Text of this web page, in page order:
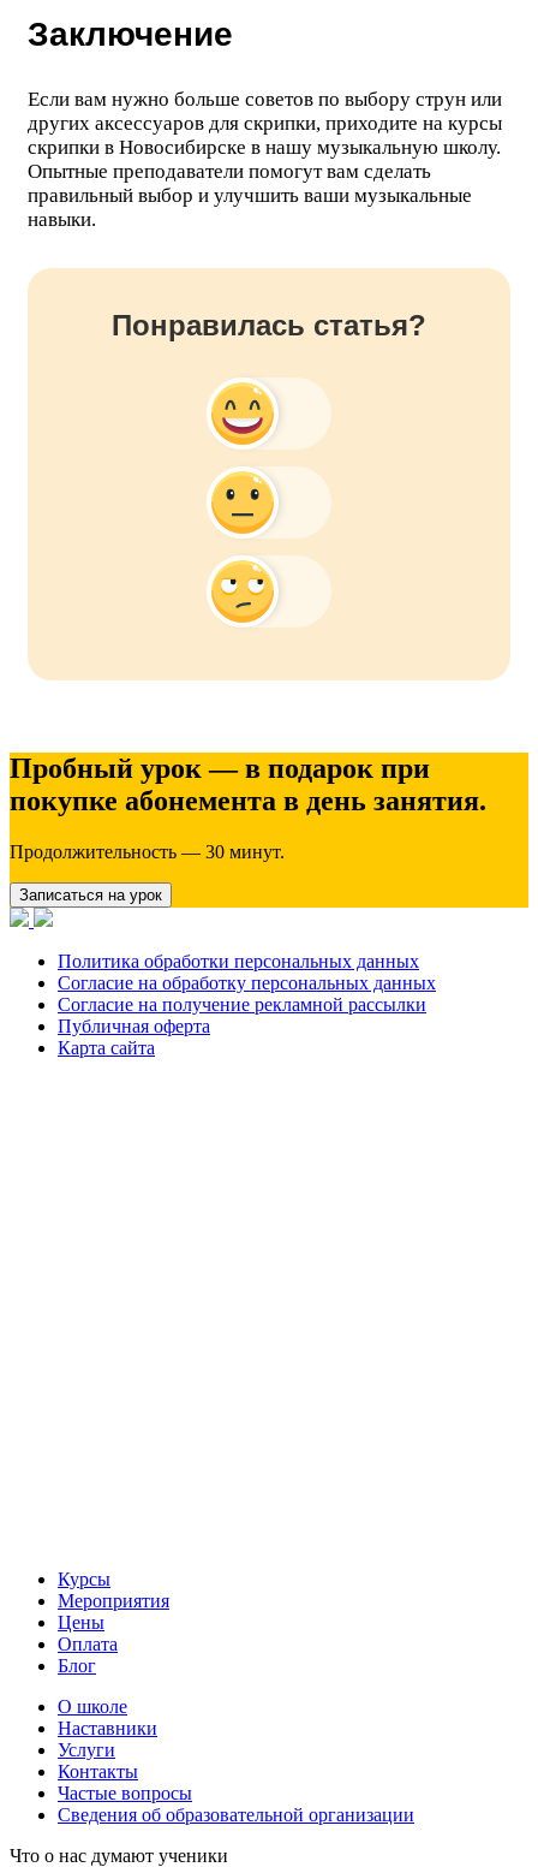
Заключение
Если вам нужно больше советов по выбору струн или
других аксессуаров для скрипки, приходите на курсы
скрипки в Новосибирске в нашу музыкальную школу.
Опытные преподаватели помогут вам сделать
правильный выбор и улучшить ваши музыкальные
навыки.
Понравилась статья?
Пробный урок — в подарок при
покупке абонемента в день занятия.
Продолжительность — 30 минут.
Записаться на урок
Политика обработки персональных данных
Согласие на обработку персональных данных
Согласие на получение рекламной рассылки
Публичная оферта
Карта сайта
Курсы
Мероприятия
Цены
Оплата
Блог
О школе
Наставники
Услуги
Контакты
Частые вопросы
Сведения об образовательной организации
Что о нас думают ученики